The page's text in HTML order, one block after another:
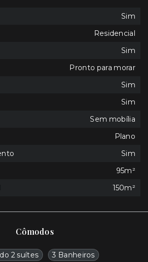
Cômodos
2 suítes
3 Banheiros
Sim
Residencial
Sim
Pronto para morar
Sim
Sim
Sem mobília
Plano
Sim
95m²
150m²